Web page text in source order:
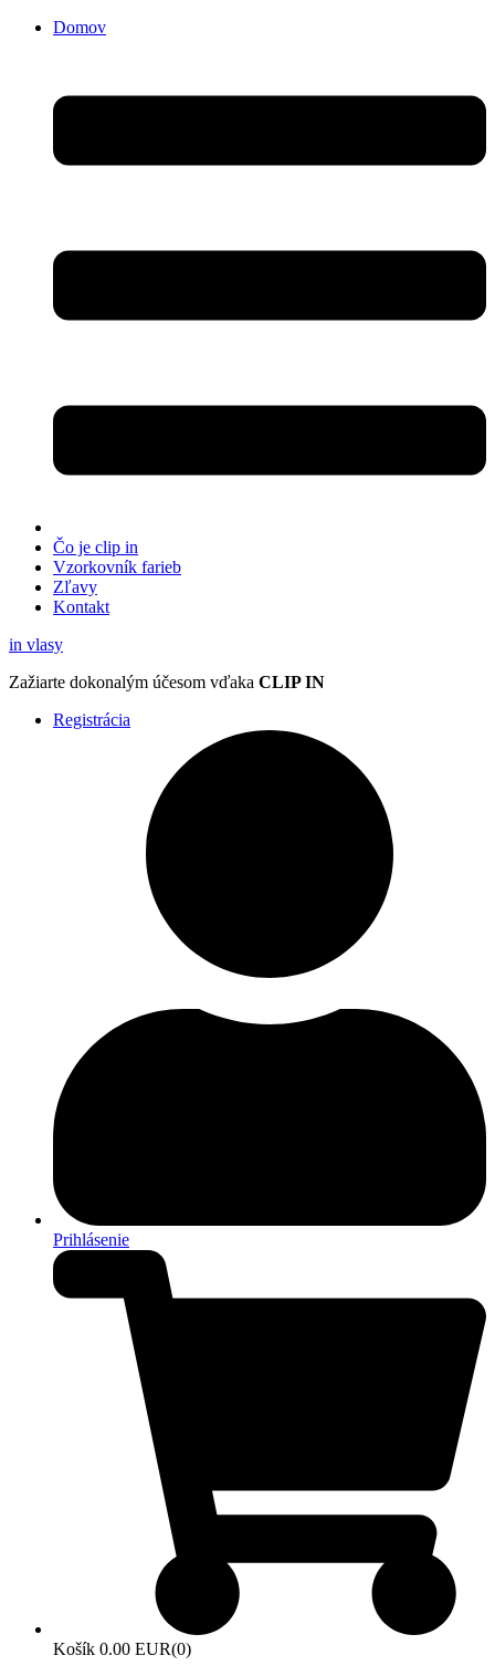
Domov
Čo je clip in
Vzorkovník farieb
Zľavy
Kontakt
in vlasy
Zažiarte dokonalým účesom vďaka CLIP IN
Registrácia
Prihlásenie
Košík 0.00 EUR(0)